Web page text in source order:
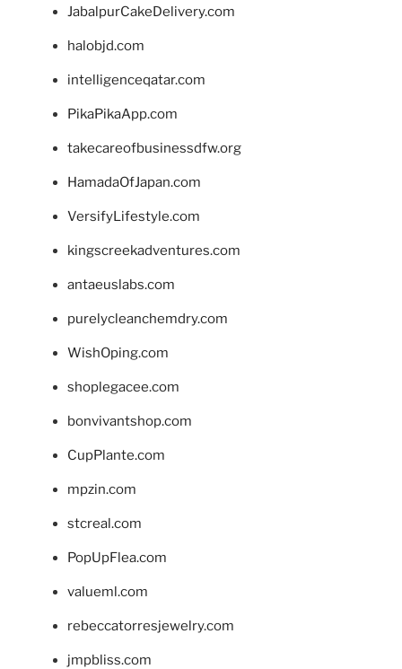
JabalpurCakeDelivery.com
halobjd.com
intelligenceqatar.com
PikaPikaApp.com
takecareofbusinessdfw.org
HamadaOfJapan.com
VersifyLifestyle.com
kingscreekadventures.com
antaeuslabs.com
purelycleanchemdry.com
WishOping.com
shoplegacee.com
bonvivantshop.com
CupPlante.com
mpzin.com
stcreal.com
PopUpFlea.com
valueml.com
rebeccatorresjewelry.com
jmpbliss.com